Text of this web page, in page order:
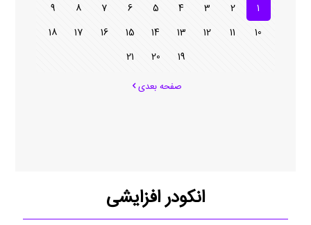
1
2
3
4
5
6
7
8
9
10
11
12
13
14
15
16
17
18
19
20
21
صفحه بعدی
انکودر افزایشی